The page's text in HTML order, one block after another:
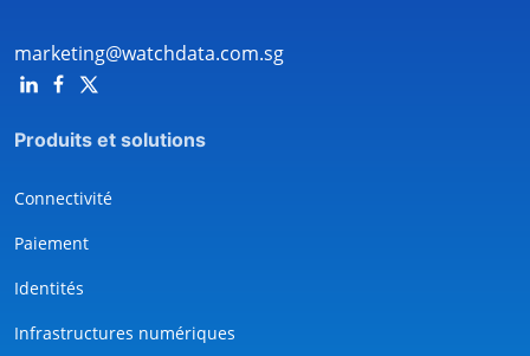
marketing@watchdata.com.sg
Produits et solutions
Connectivité
Paiement
Identités
Infrastructures numériques